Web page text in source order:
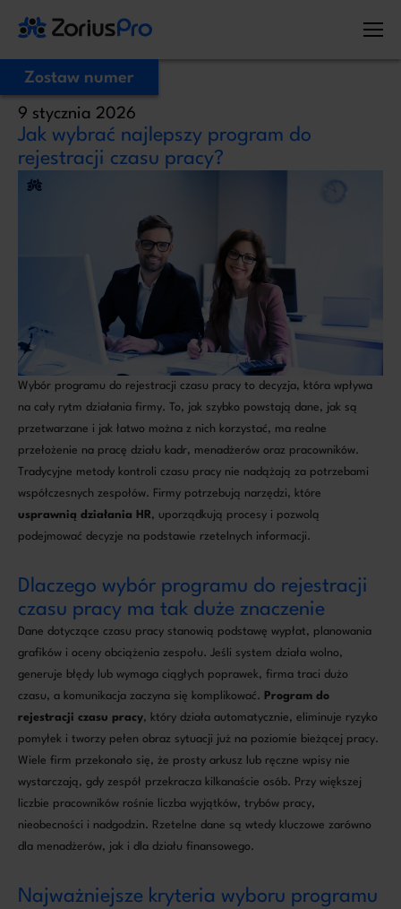
Zostaw Swój numer telefonu,
zadzwonimy niezwłocznie!
Administratorem Twoich danych osobowych jest ZoriusPro Sp. z o.o. Dane
podane w formularzu przetwarzamy w celu obsługi Twojej wiadomości i
kontaktu w związku z jej treścią. Podstawą przetwarzania jest art. 6 ust. 1 lit. b
RODO, gdy Twoje zapytanie dotyczy oferty lub zawarcia umowy, albo art. 6
ust. 1 lit. f RODO, gdy kontakt dotyczy innej sprawy. Więcej informacji o
zasadach przetwarzania danych znajdziesz w Polityce prywatności.
Zostaw numer
9 stycznia 2026
Jak wybrać najlepszy program do
rejestracji czasu pracy?
Wybór programu do rejestracji czasu pracy to decyzja, która wpływa
na cały rytm działania firmy. To, jak szybko powstają dane, jak są
przetwarzane i jak łatwo można z nich korzystać, ma realne
przełożenie na pracę działu kadr, menadżerów oraz pracowników.
Tradycyjne metody kontroli czasu pracy nie nadążają za potrzebami
współczesnych zespołów. Firmy potrzebują narzędzi, które
usprawnią działania HR, uporządkują procesy i pozwolą
podejmować decyzje na podstawie rzetelnych informacji.
Dlaczego wybór programu do rejestracji
czasu pracy ma tak duże znaczenie
Dane dotyczące czasu pracy stanowią podstawę wypłat, planowania
grafików i oceny obciążenia zespołu. Jeśli system działa wolno,
generuje błędy lub wymaga ciągłych poprawek, firma traci dużo
czasu, a komunikacja zaczyna się komplikować.
Program do
rejestracji czasu pracy, który działa automatycznie, eliminuje ryzyko
pomyłek i tworzy pełen obraz sytuacji już na poziomie bieżącej pracy.
Wiele firm przekonało się, że prosty arkusz lub ręczne wpisy nie
wystarczają, gdy zespół przekracza kilkanaście osób. Przy większej
liczbie pracowników rośnie liczba wyjątków, trybów pracy,
nieobecności i nadgodzin. Rzetelne dane są wtedy kluczowe zarówno
dla menadżerów, jak i dla działu finansowego.
Najważniejsze kryteria wyboru programu